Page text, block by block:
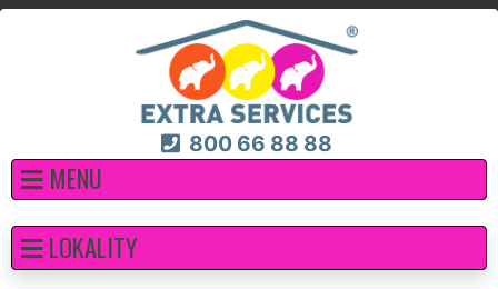
800 66 88 88
MENU
LOKALITY